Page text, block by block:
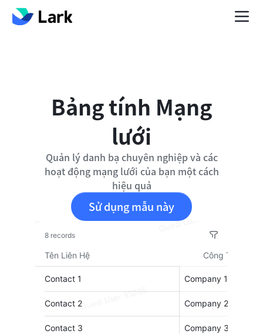
Bảng tính Mạng
lưới
Quản lý danh bạ chuyên nghiệp và các
hoạt động mạng lưới của bạn một cách
hiệu quả
Sử dụng mẫu này